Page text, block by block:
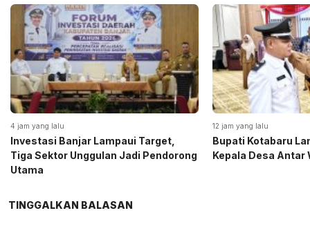
4 jam yang lalu
Investasi Banjar Lampaui Target,
Tiga Sektor Unggulan Jadi Pendorong
Utama
12 jam yang lalu
Bupati Kotabaru
Kepala Desa Antar
TINGGALKAN BALASAN